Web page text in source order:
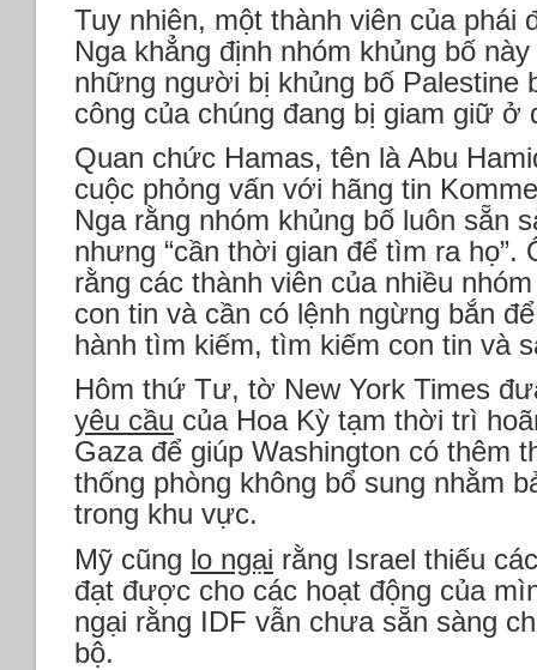
Tuy nhiên, một thành viên của phái
Nga khẳng định nhóm khủng bố
những người bị khủng bố Palestine
công của chúng đang bị giam giữ ở
Quan chức Hamas, tên là Abu
cuộc phỏng vấn với hãng tin
Nga rằng nhóm khủng bố luôn sẵn
nhưng “cần thời gian để tìm ra họ”.
rằng các thành viên của nhiều
con tin và cần có lệnh ngừng bắn
hành tìm kiếm, tìm kiếm con tin và
Hôm thứ Tư, tờ New York Times
yêu cầu của Hoa Kỳ tạm thời trì
Gaza để giúp Washington có thêm
thống phòng không bổ sung nhằm
trong khu vực.
Mỹ cũng lo ngại rằng Israel thiếu
đạt được cho các hoạt động của
ngại rằng IDF vẫn chưa sẵn sàng
bộ.